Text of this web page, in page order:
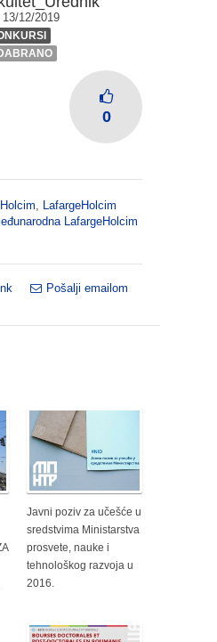
13/12/2019
0
LafargeHolcim
LafargeHolcim
Pošalji emailom
Javni poziv za učešće u
sredstvima Ministarstva
prosvete, nauke i
tehnološkog razvoja u
2016.